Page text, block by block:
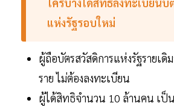
แห่งรัฐรอบใหม่
ผู้ถือบัตรสวัสดิการแห่งรัฐรายเดิ
ราย ไม่ต้องลงทะเบียน
ผู้ได้สิทธิจำนวน 10 ล้านคน เป็